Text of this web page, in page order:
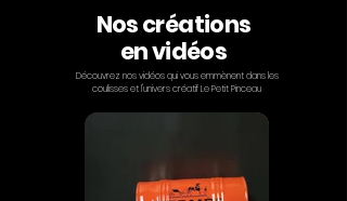
Nos créations
en vidéos
Découvrez nos vidéos qui vous emmènent dans les
coulisses et l'univers créatif Le Petit Pinceau